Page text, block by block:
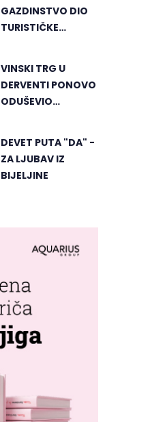
GAZDINSTVO DIO
TURISTIČKE
GEOGRAFIJE
VINSKI TRG U
DERVENTI PONOVO
ODUŠEVIO
DEVET PUTA "DA" -
ZA LJUBAV IZ
BIJELJINE